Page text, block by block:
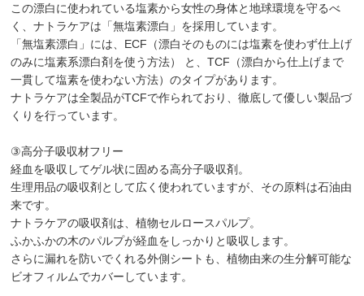
この漂白に使われている塩素から女性の身体と地球環境を守るべ
く、ナトラケアは「無塩素漂白」を採用しています。
「無塩素漂白」には、ECF（漂白そのものには塩素を使わず仕上げ
のみに塩素系漂白剤を使う方法） と、TCF（漂白から仕上げまで
一貫して塩素を使わない方法）のタイプがあります。
ナトラケアは全製品がTCFで作られており、徹底して優しい製品づ
くりを行っています。
③高分子吸収材フリー
経血を吸収してゲル状に固める高分子吸収剤。
生理用品の吸収剤として広く使われていますが、その原料は石油由
来です。
ナトラケアの吸収剤は、植物セルロースパルプ。
ふかふかの木のパルプが経血をしっかりと吸収します。
さらに漏れを防いでくれる外側シートも、植物由来の生分解可能な
ビオフィルムでカバーしています。